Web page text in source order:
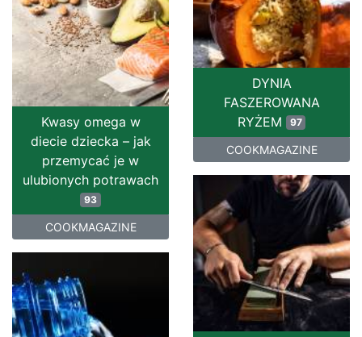
DYNIA
FASZEROWANA
RYŻEM
97
COOKMAGAZINE
Kwasy omega w
diecie dziecka – jak
przemycać je w
ulubionych potrawach
93
COOKMAGAZINE